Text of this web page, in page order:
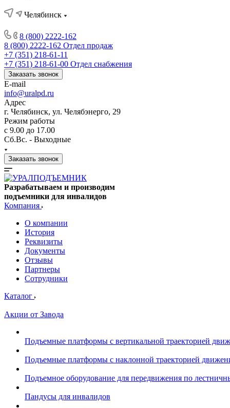
Челябинск
8 (800) 2222-162
8 (800) 2222-162 Отдел продаж
+7 (351) 218-61-11
+7 (351) 218-61-00 Отдел снабжения
Заказать звонок
E-mail
info@uralpd.ru
Адрес
г. Челябинск, ул. Челябэнерго, 29
Режим работы
с 9.00 до 17.00
Сб.Вс. - Выходные
Заказать звонок
Разрабатываем и производим
подъемники для инвалидов
Компания
О компании
История
Реквизиты
Документы
Отзывы
Партнеры
Сотрудники
Каталог
Акции от Завода
Подъемные платформы с вертикальной траекторией
Подъемные платформы с наклонной траекторией
Подъемное оборудование для передвижения по
Пандусы для инвалидов